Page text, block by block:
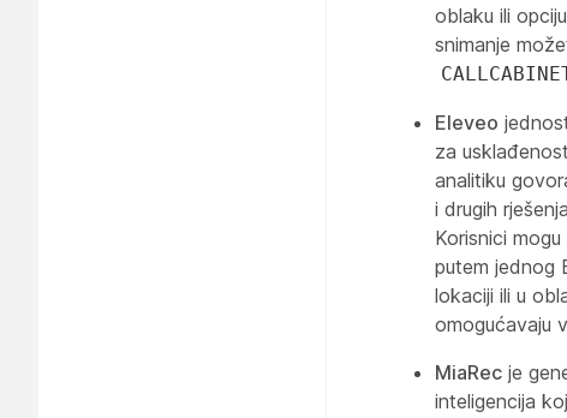
oblaku ili
snimanje
Eleveo
za
analitiku
i drugih
Korisnici
putem jednog
lokaciji ili u
omogućavaju
MiaRec je
inteligencija